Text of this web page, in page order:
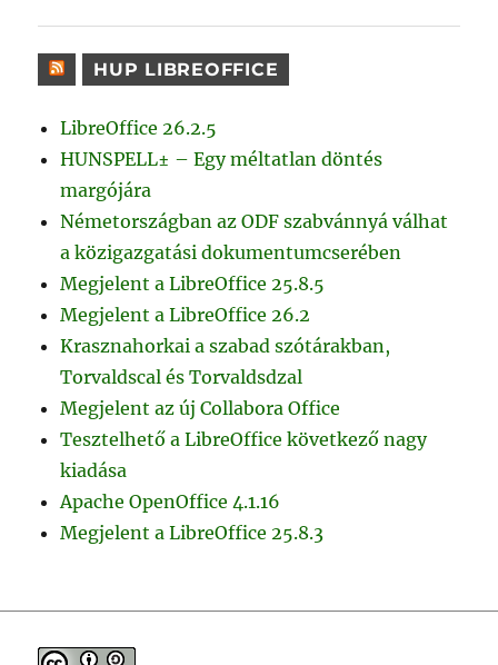
HUP LIBREOFFICE
LibreOffice 26.2.5
HUNSPELL± – Egy méltatlan döntés
margójára
Németországban az ODF szabvánnyá válhat
a közigazgatási dokumentumcserében
Megjelent a LibreOffice 25.8.5
Megjelent a LibreOffice 26.2
Krasznahorkai a szabad szótárakban,
Torvaldscal és Torvaldsdzal
Megjelent az új Collabora Office
Tesztelhető a LibreOffice következő nagy
kiadása
Apache OpenOffice 4.1.16
Megjelent a LibreOffice 25.8.3